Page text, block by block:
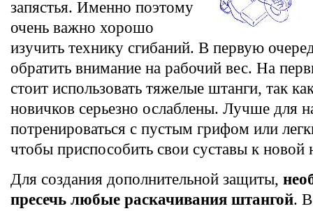
запястья. Именно поэтому
очень важно хорошо
изучить технику сгибаний. В первую
обратить внимание на рабочий вес. На
стоит использовать тяжелые штанги, так
новичков серьезно ослаблены. Лучше для
потренироваться с пустым грифом или
чтобы приспособить свои суставы к новой
Для создания дополнительной защиты,
пресечь любые раскачивания штангой.